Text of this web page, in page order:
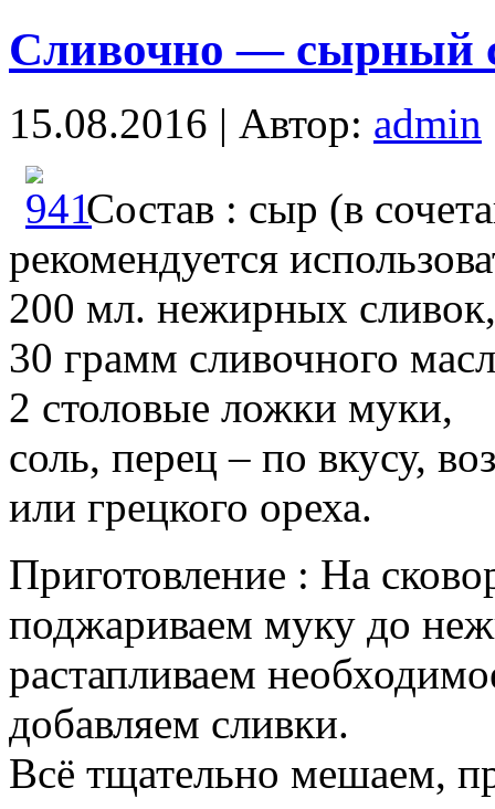
Сливочно — сырный
15.08.2016 | Автор: admin
Состав : сыр (в
рекомендуется
200 мл. нежирных сливок,
30 грамм сливочного
2 столовые ложки муки,
соль, перец – по вкусу,
или грецкого ореха.
Приготовление : На
поджариваем муку до
растапливаем
добавляем сливки.
Всё тщательно мешаем,